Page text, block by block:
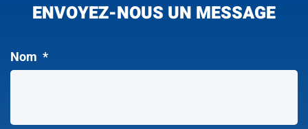
ENVOYEZ-NOUS UN MESSAGE
Nom *